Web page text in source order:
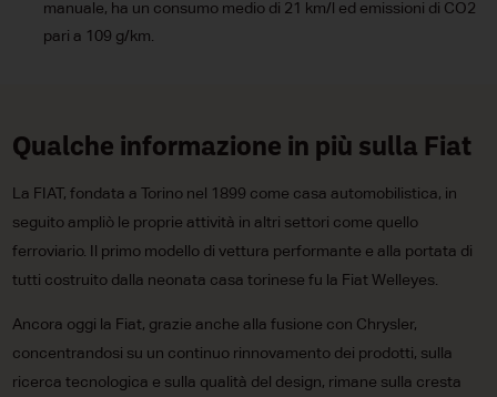
manuale, ha un consumo medio di 21 km/l ed emissioni di CO2
pari a 109 g/km.
Qualche informazione in più sulla Fiat
La FIAT, fondata a Torino nel 1899 come casa automobilistica, in
seguito ampliò le proprie attività in altri settori come quello
ferroviario. Il primo modello di vettura performante e alla portata di
tutti costruito dalla neonata casa torinese fu la Fiat Welleyes.
Ancora oggi la Fiat, grazie anche alla fusione con Chrysler,
concentrandosi su un continuo rinnovamento dei prodotti, sulla
ricerca tecnologica e sulla qualità del design, rimane sulla cresta